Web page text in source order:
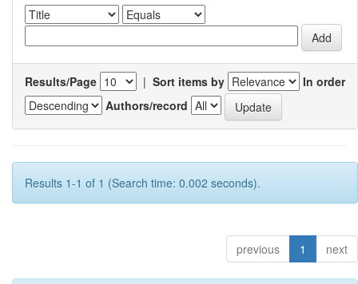
Results/Page | Sort items by
In order
Authors/record
Results 1-1 of 1 (Search time: 0.002 seconds).
previous 1 next